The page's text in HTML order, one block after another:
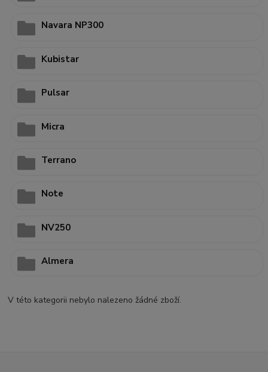
Navara NP300
Kubistar
Pulsar
Micra
Terrano
Note
NV250
Almera
V této kategorii nebylo nalezeno žádné zboží.